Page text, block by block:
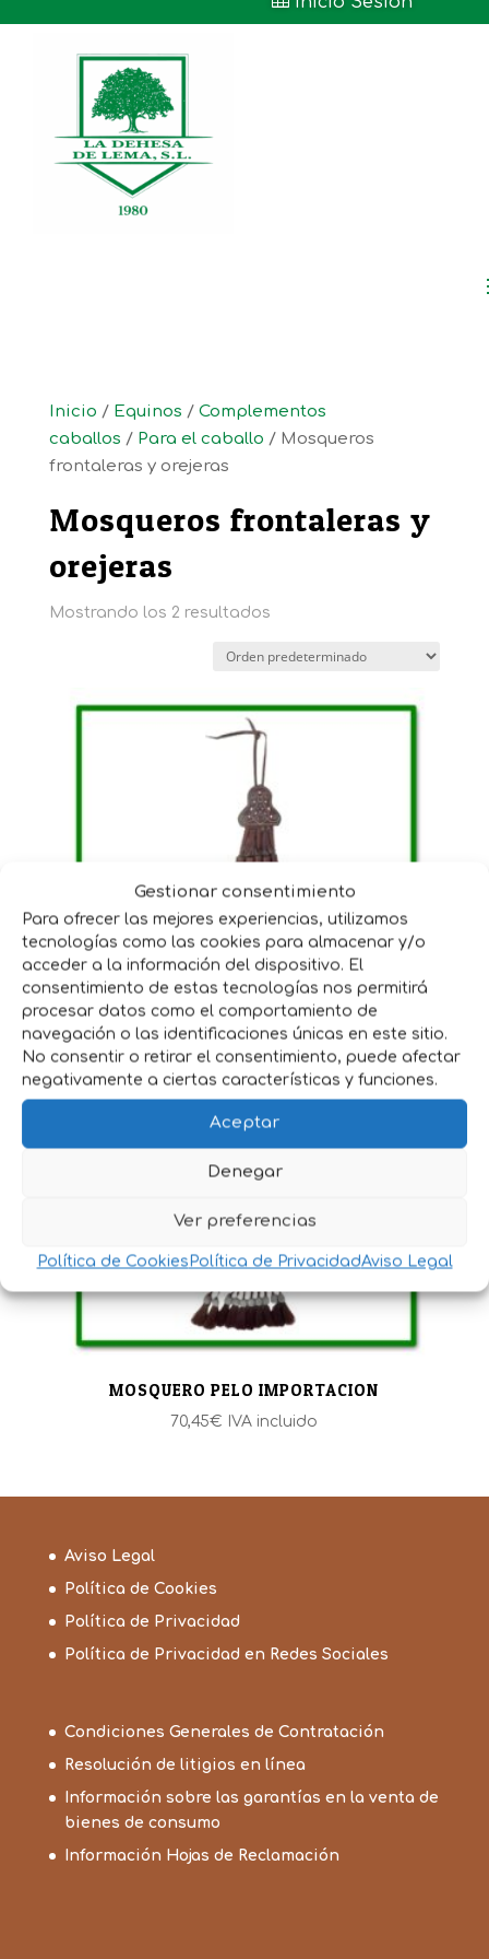
Gestionar consentimiento
Para ofrecer las mejores experiencias, utilizamos
tecnologías como las cookies para almacenar y/o
acceder a la información del dispositivo. El
consentimiento de estas tecnologías nos permitirá
procesar datos como el comportamiento de
navegación o las identificaciones únicas en este sitio.
No consentir o retirar el consentimiento, puede afectar
negativamente a ciertas características y funciones.
Aceptar
Denegar
Ver preferencias
Política de Cookies Política de PrivacidadAviso Legal
Inicio / Equinos / Complementos
caballos / Para el caballo / Mosqueros
frontaleras y orejeras
Mosqueros frontaleras y
orejeras
Mostrando los 2 resultados
MOSQUERO BORLAS GUARNICIONERO
55,00€ IVA incluido
MOSQUERO PELO IMPORTACION
70,45€ IVA incluido
Aviso Legal
Política de Cookies
Política de Privacidad
Política de Privacidad en Redes Sociales
Condiciones Generales de Contratación
Resolución de litigios en línea
Información sobre las garantías en la venta de
bienes de consumo
Información Hojas de Reclamación